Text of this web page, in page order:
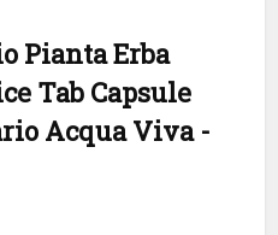
Pianta Erba
Tab Capsule
Acqua Viva -